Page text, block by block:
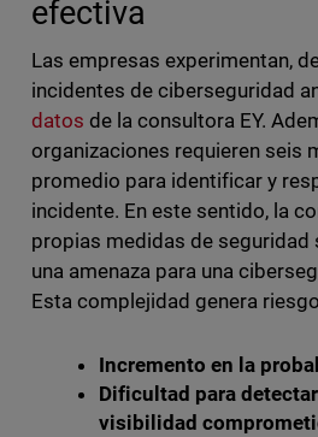
efectiva
Las empresas experimentan,
incidentes de ciberseguridad
datos de la consultora EY.
organizaciones requieren seis
promedio para identificar y
incidente. En este sentido, la
propias medidas de seguridad
una amenaza para una
Esta complejidad genera
Incremento en la
Dificultad para
visibilidad